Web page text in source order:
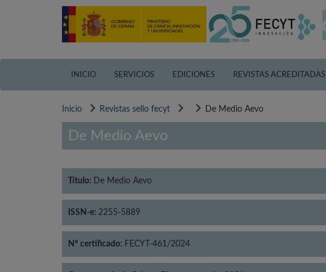
INICIO SERVICIOS EDICIONES REVISTAS ACREDITADAS
Inicio Revistas sello fecyt De Medio Aevo
De Medio Aevo
Título: De Medio Aevo
ISSN-e: 2255-5889
Nº certificado: FECYT-461/2024